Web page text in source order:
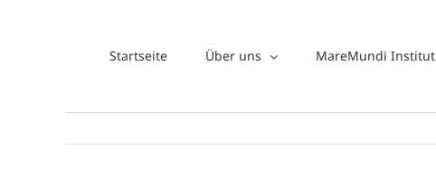
Startseite Über uns MareMundi Institut